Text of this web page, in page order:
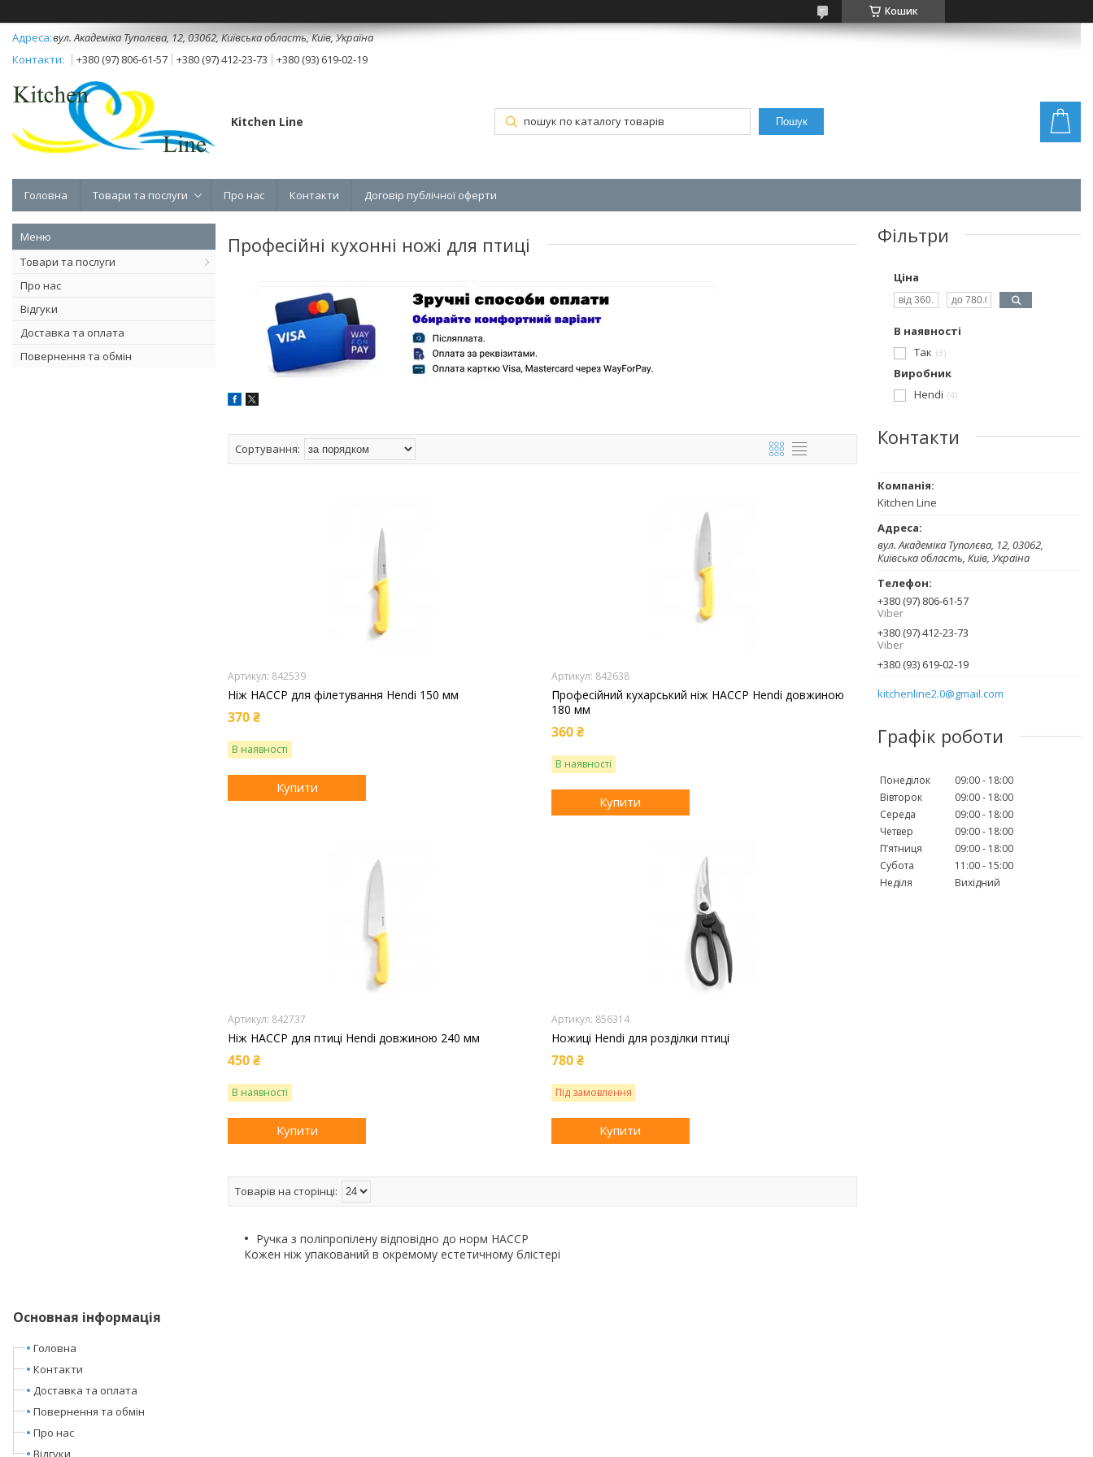
Кошик
вул. Академіка Туполєва, 12, 03062, Київська область, Київ, Україна
+380 (97) 806-61-57
+380 (97) 412-23-73 +380 (93) 619-02-19
Kitchen Line Пошук
Головна Товари та послуги Про нас Контакти Договір публічної оферти
Товари та послуги
Про нас
Відгуки
Доставка та оплата
Повернення та обмін
Професійні кухонні ножі для птиці
842539
Ніж HACCP для філетування Hendi 150 мм
370 ₴
В наявності
Купити
842638
Професійний кухарський ніж HACCP Hendi довжиною
180 мм
360 ₴
В наявності
Купити
842737
Ніж HACCP для птиці Hendi довжиною 240 мм
450 ₴
В наявності
Купити
856314
Ножиці Hendi для розділки птиці
780 ₴
Під замовлення
Купити
Ручка з поліпропілену відповідно до норм HACCP
Кожен ніж упакований в окремому естетичному блістері
Фільтри
Ціна
В наявності
Так
3
Виробник
Hendi 4
Контакти
Kitchen Line
вул. Академіка Туполєва, 12, 03062,
Київська область, Київ, Україна
+380 (97) 806-61-57
Viber
+380 (97) 412-23-73
Viber
+380 (93) 619-02-19
kitchenline2.0@gmail.com
Графік роботи
Понеділок 09:00
18:00
Вівторок
09:00
18:00
Середа
09:00
18:00
Четвер
09:00
18:00
Пʼятниця
09:00
18:00
Субота
11:00
15:00
Неділя
Вихідний
Основная інформація
Головна
Контакти
Доставка та оплата
Повернення та обмін
Про нас
Відгуки